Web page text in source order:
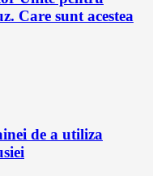
Care sunt acestea
de a utiliza